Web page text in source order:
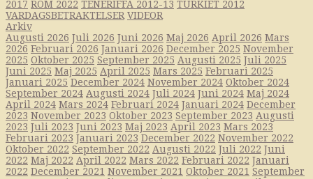
2017 ROM 2022 TENERIFFA 2012-13 TURKIET 2012
VARDAGSBETRAKTELSER VIDEOR
Arkiv
Augusti 2026 Juli 2026 Juni 2026 Maj 2026 April 2026 Mars
2026 Februari 2026 Januari 2026 December 2025 November
2025 Oktober 2025 September 2025 Augusti 2025 Juli 2025
Juni 2025 Maj 2025 April 2025 Mars 2025 Februari 2025
Januari 2025 December 2024 November 2024 Oktober 2024
September 2024 Augusti 2024 Juli 2024 Juni 2024 Maj 2024
April 2024 Mars 2024 Februari 2024 Januari 2024 December
2023 November 2023 Oktober 2023 September 2023 Augusti
2023 Juli 2023 Juni 2023 Maj 2023 April 2023 Mars 2023
Februari 2023 Januari 2023 December 2022 November 2022
Oktober 2022 September 2022 Augusti 2022 Juli 2022 Juni
2022 Maj 2022 April 2022 Mars 2022 Februari 2022 Januari
2022 December 2021 November 2021 Oktober 2021 September